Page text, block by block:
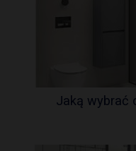
Jaką wybrać